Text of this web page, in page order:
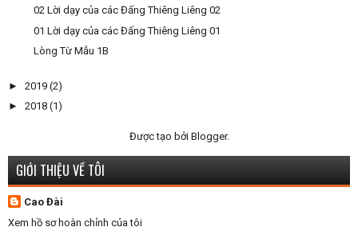
02 Lời dạy của các Đấng Thiêng Liêng 02
01 Lời dạy của các Đấng Thiêng Liêng 01
Lòng Từ Mẫu 1B
► 2019 (2)
► 2018 (1)
Được tạo bởi Blogger.
GIỚI THIỆU VỀ TÔI
Cao Đài
Xem hồ sơ hoàn chỉnh của tôi